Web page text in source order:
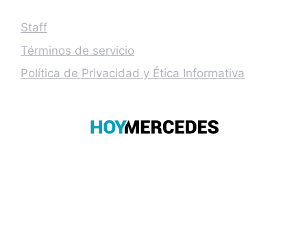
Staff
Términos de servicio
Política de Privacidad y Ética Informativa